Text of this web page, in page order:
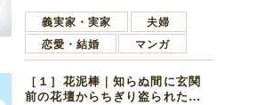
ます夫
義実家・実家
夫婦
恋愛・結婚
マンガ
［１］花泥棒｜知らぬ間に玄関
前の花壇からちぎり盗られたチ